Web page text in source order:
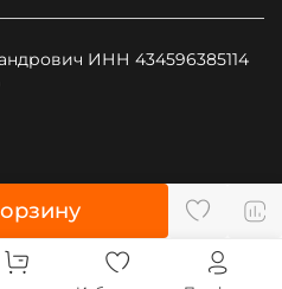
ИНН 434596385114
Date()).getTime()});
ts.type = "text/javascript";